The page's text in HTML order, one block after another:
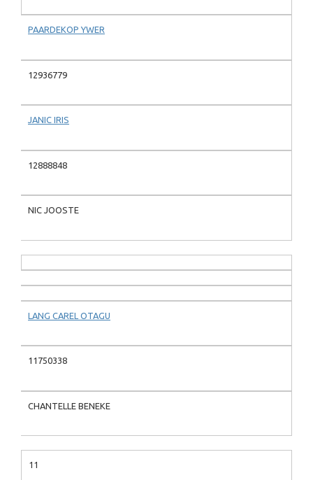
PAARDEKOP YWER
12936779
JANIC IRIS
12888848
NIC JOOSTE
LANG CAREL OTAGU
11750338
CHANTELLE BENEKE
11